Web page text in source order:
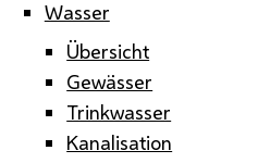
Wasser
Übersicht
Gewässer
Trinkwasser
Kanalisation